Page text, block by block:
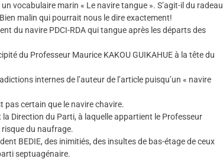
vocabulaire marin « Le navire tangue ». S’agit-il du radeau
malin qui pourrait nous le dire exactement!
du navire PDCI-RDA qui tangue après les départs des
du Professeur Maurice KAKOU GUIKAHUE à la tête du
internes de l’auteur de l’article puisqu’un « navire
pas certain que le navire chavire.
la Direction du Parti, à laquelle appartient le Professeur
risque du naufrage.
BEDIE, des inimitiés, des insultes de bas-étage de ceux
septuagénaire.